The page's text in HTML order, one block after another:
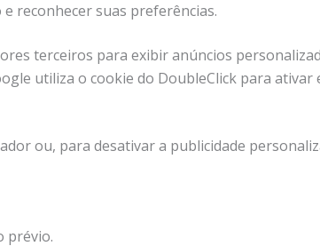
reconhecer suas preferências.
terceiros para exibir anúncios
utiliza o cookie do DoubleClick para ativar
ou, para desativar a publicidade
prévio.